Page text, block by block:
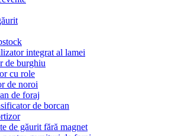
integrat al lamei
de burghiu
cu role
de noroi
de foraj
de borcan
de găurit fără magnet